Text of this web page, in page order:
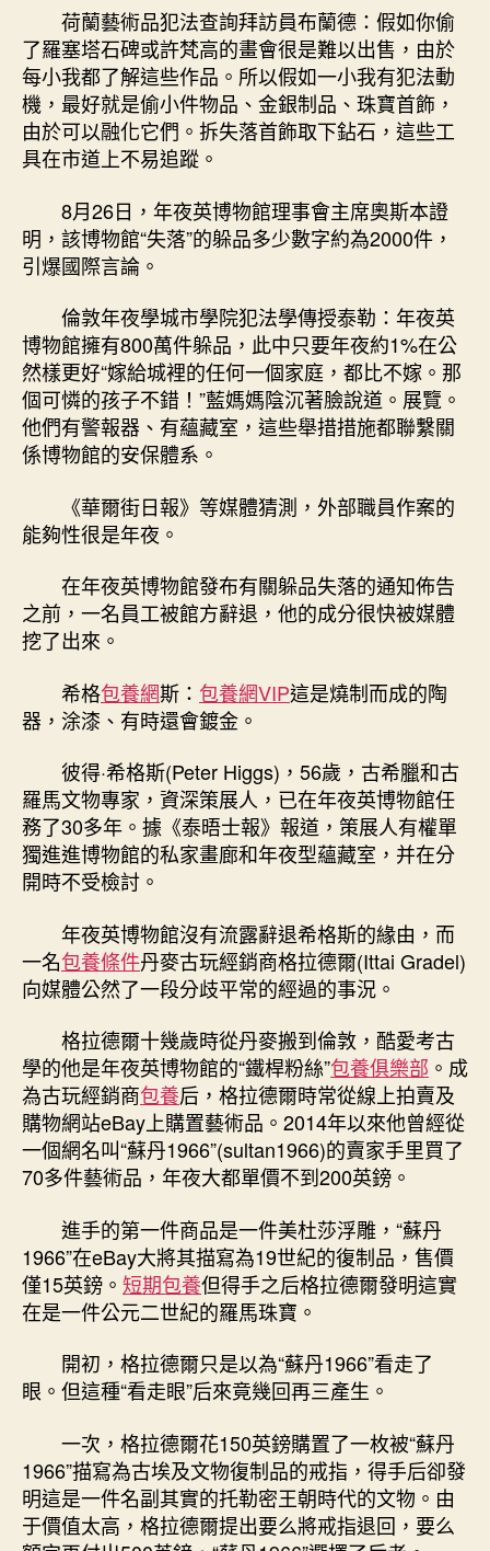
荷蘭藝術品犯法查詢拜訪員布蘭德：假如你偷
了羅塞塔石碑或許梵高的畫會很是難以出售，由於
每小我都了解這些作品。所以假如一小我有犯法動
機，最好就是偷小件物品、金銀制品、珠寶首飾，
由於可以融化它們。拆失落首飾取下鉆石，這些工
具在市道上不易追蹤。
8月26日，年夜英博物館理事會主席奧斯本證
明，該博物館“失落”的躲品多少數字約為2000件，
引爆國際言論。
倫敦年夜學城市學院犯法學傳授泰勒：年夜英
博物館擁有800萬件躲品，此中只要年夜約1%在公
然樣更好“嫁給城裡的任何一個家庭，都比不嫁。那
個可憐的孩子不錯！”藍媽媽陰沉著臉說道。展覽。
他們有警報器、有蘊藏室，這些舉措措施都聯繫關
係博物館的安保體系。
《華爾街日報》等媒體猜測，外部職員作案的
能夠性很是年夜。
在年夜英博物館發布有關躲品失落的通知佈告
之前，一名員工被館方辭退，他的成分很快被媒體
挖了出來。
希格包養網斯： 包養網VIP這是燒制而成的陶
器，涂漆、有時還會鍍金。
彼得·希格斯(Peter Higgs)，56歲，古希臘和古
羅馬文物專家，資深策展人，已在年夜英博物館任
務了30多年。據《泰晤士報》報道，策展人有權單
獨進進博物館的私家畫廊和年夜型蘊藏室，并在分
開時不受檢討。
年夜英博物館沒有流露辭退希格斯的緣由，而
一名包養條件丹麥古玩經銷商格拉德爾(Ittai Gradel)
向媒體公然了一段分歧平常的經過的事況。
格拉德爾十幾歲時從丹麥搬到倫敦，酷愛考古
學的他是年夜英博物館的“鐵桿粉絲”包養俱樂部 。成
為古玩經銷商包養后，格拉德爾時常從線上拍賣及
購物網站eBay上購置藝術品。2014年以來他曾經從
一個網名叫“蘇丹1966”(sultan1966)的賣家手里買了
70多件藝術品，年夜大都單價不到200英鎊。
進手的第一件商品是一件美杜莎浮雕，“蘇丹
1966”在eBay大將其描寫為19世紀的復制品，售價
僅15英鎊。 短期包養但得手之后格拉德爾發明這實
在是一件公元二世紀的羅馬珠寶。
開初，格拉德爾只是以為“蘇丹1966”看走了
眼。但這種“看走眼”后來竟幾回再三產生。
一次，格拉德爾花150英鎊購置了一枚被“蘇丹
1966”描寫為古埃及文物復制品的戒指，得手后卻發
明這是一件名副其實的托勒密王朝時代的文物。由
于價值太高，格拉德爾提出要么將戒指退回，要么